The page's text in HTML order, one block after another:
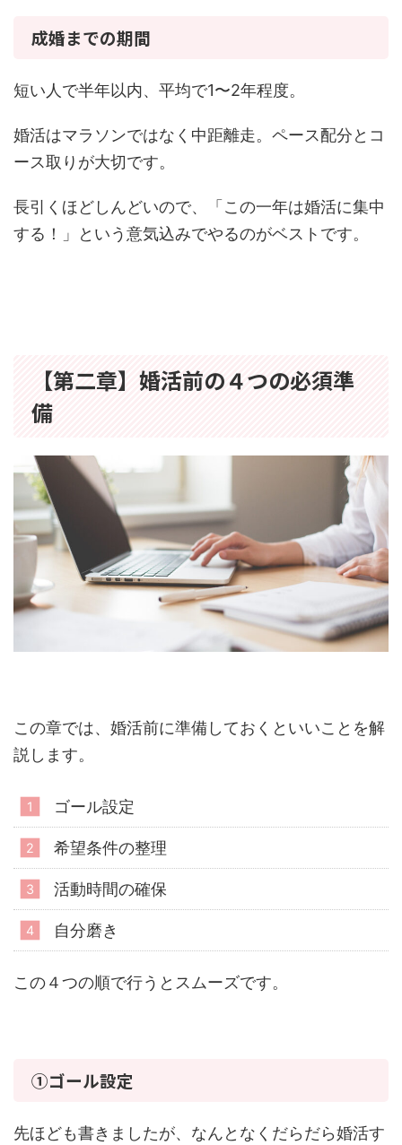
成婚までの期間
短い人で半年以内、平均で1〜2年程度。
婚活はマラソンではなく中距離走。ペース配分とコ
ース取りが大切です。
長引くほどしんどいので、「この一年は婚活に集中
する！」という意気込みでやるのがベストです。
【第二章】婚活前の４つの必須準
備
この章では、婚活前に準備しておくといいことを解
説します。
ゴール設定
希望条件の整理
活動時間の確保
自分磨き
この４つの順で行うとスムーズです。
①ゴール設定
先ほども書きましたが、なんとなくだらだら婚活す